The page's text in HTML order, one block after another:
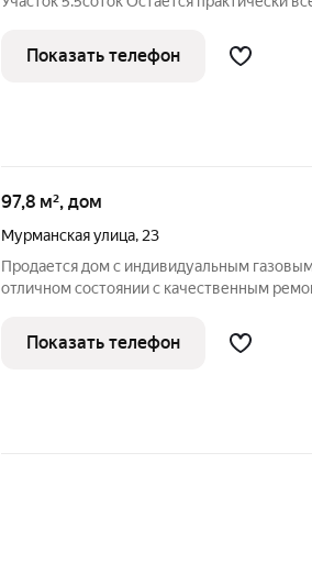
лoкация, paзвитая инфраcтруктуpа и
paзвязкa!
Показать телефон
97,8 м², дом
Мурманская улица, 23
Продается дом с индивидуальным
отличном состоянии с качественным
потолки, качественные межкомнатные
ЗАХОДИ и ЖИВИ!!!! Дом
Показать телефон